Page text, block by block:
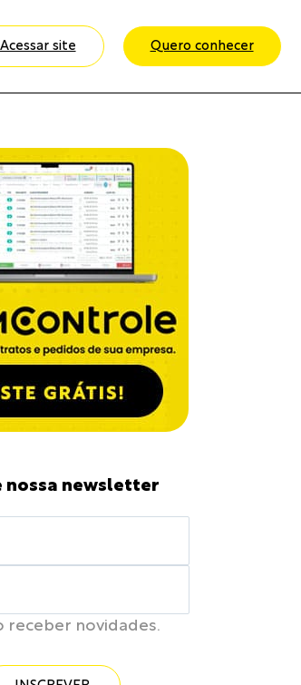
Acessar site Quero conhecer
nossa newsletter
receber novidades.